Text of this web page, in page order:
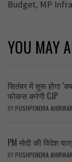
Budget, MP
YOU MAY
सितंबर में शुरू होगा
फोकस करेगी CJP
BY PUSHPENDRA AHIRWAR
PM मोदी की विदेश
BY PUSHPENDRA AHIRWAR